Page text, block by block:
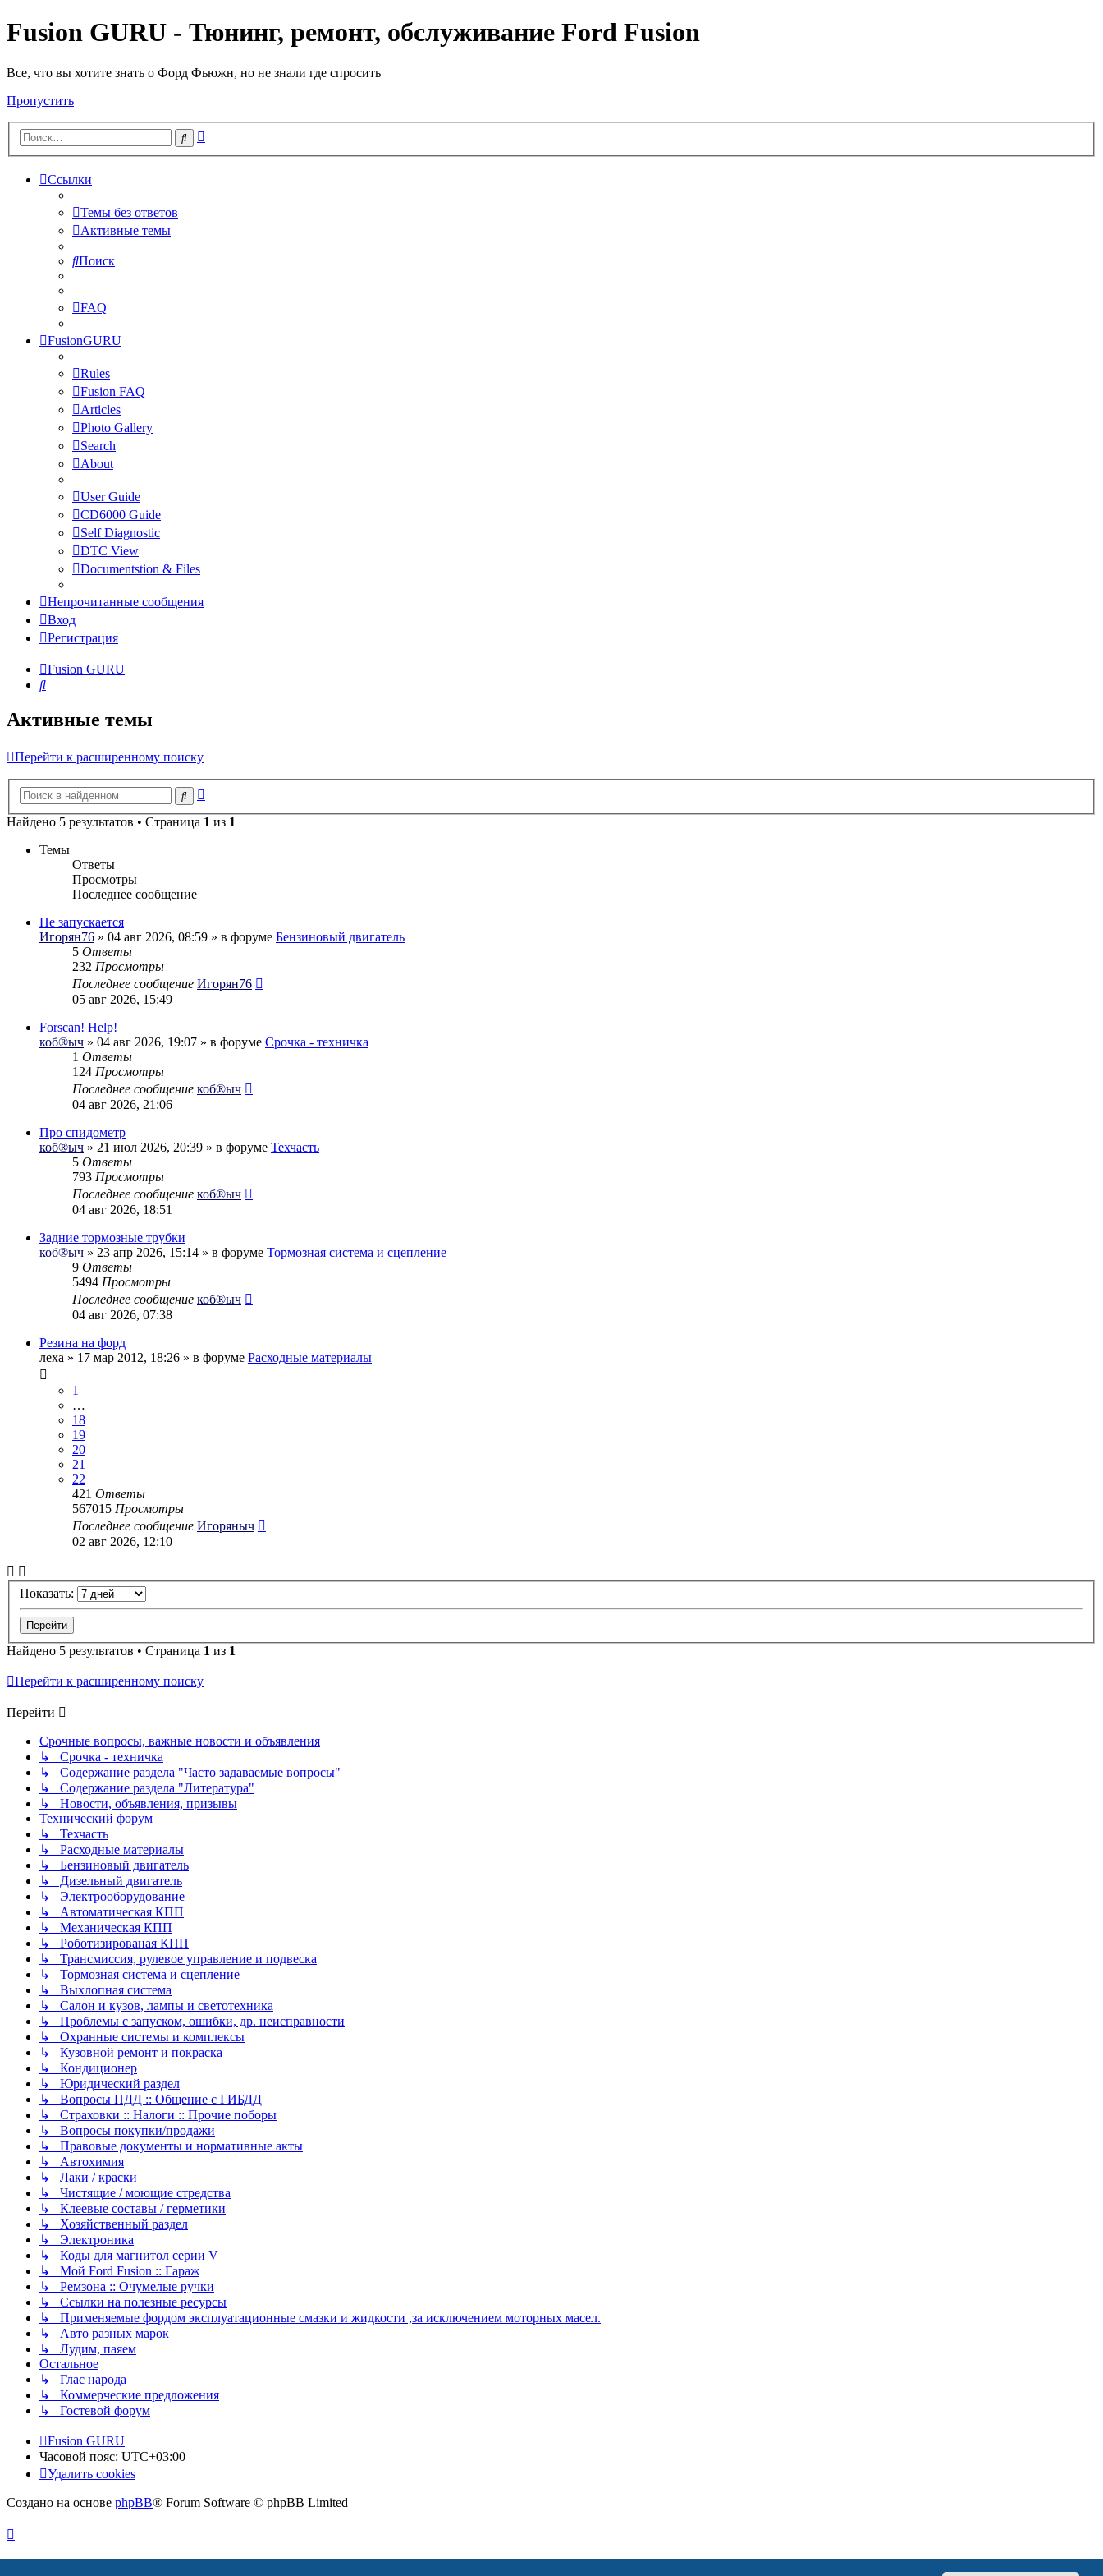
Fusion GURU - Тюнинг, ремонт, обслуживание Ford Fusion
Все, что вы хотите знать о Форд Фьюжн, но не знали где спросить
Пропустить
Поиск
Ссылки
Темы без ответов
Активные темы
Поиск
FAQ
FusionGURU
Rules
Fusion FAQ
Articles
Photo Gallery
Search
About
User Guide
CD6000 Guide
Self Diagnostic
DTC View
Documentstion & Files
Непрочитанные сообщения
Вход
Регистрация
Fusion GURU
Поиск
Активные темы
Перейти к расширенному поиску
Поиск
Найдено 5 результатов • Страница 1 из 1
Темы
Ответы
Просмотры
Последнее сообщение
Не запускается
Игорян76 » 04 авг 2026, 08:59 » в форуме Бензиновый двигатель
5 Ответы
232 Просмотры
Последнее сообщение Игорян76
05 авг 2026, 15:49
Forscan! Help!
коб®ыч » 04 авг 2026, 19:07 » в форуме Срочка - техничка
1 Ответы
124 Просмотры
Последнее сообщение коб®ыч
04 авг 2026, 21:06
Про спидометр
коб®ыч » 21 июл 2026, 20:39 » в форуме Техчасть
5 Ответы
793 Просмотры
Последнее сообщение коб®ыч
04 авг 2026, 18:51
Задние тормозные трубки
коб®ыч » 23 апр 2026, 15:14 » в форуме Тормозная система и сцепление
9 Ответы
5494 Просмотры
Последнее сообщение коб®ыч
04 авг 2026, 07:38
Резина на форд
леха » 17 мар 2012, 18:26 » в форуме Расходные материалы
1
…
18
19
20
21
22
421 Ответы
567015 Просмотры
Последнее сообщение Игоряныч
02 авг 2026, 12:10
Показать:
Найдено 5 результатов • Страница 1 из 1
Перейти к расширенному поиску
Перейти
Срочные вопросы, важные новости и объявления
↳ Срочка - техничка
↳ Содержание раздела "Часто задаваемые вопросы"
↳ Содержание раздела "Литература"
↳ Новости, объявления, призывы
Технический форум
↳ Техчасть
↳ Расходные материалы
↳ Бензиновый двигатель
↳ Дизельный двигатель
↳ Электрооборудование
↳ Автоматическая КПП
↳ Механическая КПП
↳ Роботизированая КПП
↳ Трансмиссия, рулевое управление и подвеска
↳ Тормозная система и сцепление
↳ Выхлопная система
↳ Салон и кузов, лампы и светотехника
↳ Проблемы с запуском, ошибки, др. неисправности
↳ Охранные системы и комплексы
↳ Кузовной ремонт и покраска
↳ Кондиционер
↳ Юридический раздел
↳ Вопросы ПДД :: Общение с ГИБДД
↳ Страховки :: Налоги :: Прочие поборы
↳ Вопросы покупки/продажи
↳ Правовые документы и нормативные акты
↳ Автохимия
↳ Лаки / краски
↳ Чистящие / моющие стредства
↳ Клеевые составы / герметики
↳ Хозяйственный раздел
↳ Электроника
↳ Коды для магнитол серии V
↳ Мой Ford Fusion :: Гараж
↳ Ремзона :: Очумелые ручки
↳ Ссылки на полезные ресурсы
↳ Применяемые фордом эксплуатационные смазки и жидкости ,за исключением моторных масел.
↳ Авто разных марок
↳ Лудим, паяем
Остальное
↳ Глас народа
↳ Коммерческие предложения
↳ Гостевой форум
Fusion GURU
Часовой пояс: UTC+03:00
Удалить cookies
Создано на основе phpBB® Forum Software © phpBB Limited